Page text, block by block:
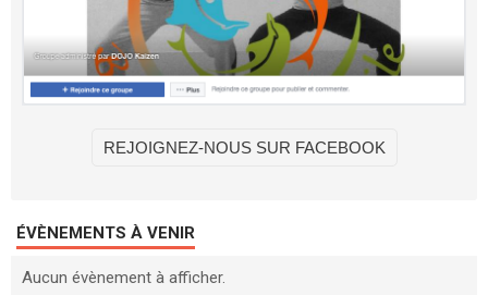
REJOIGNEZ-NOUS SUR FACEBOOK
ÉVÈNEMENTS À VENIR
Aucun évènement à afficher.